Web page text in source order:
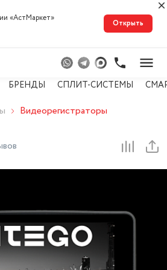
«АстМарке‪т‬»
Открыть
БРЕНДЫ СПЛИТ-СИСТЕМЫ
Видеорегистраторы